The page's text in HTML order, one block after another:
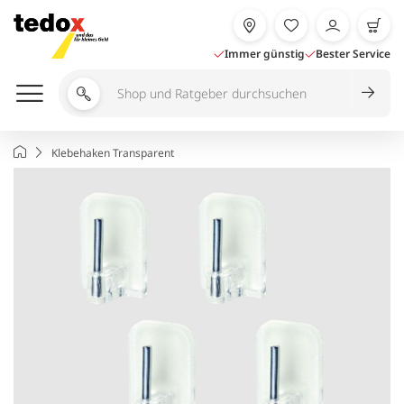
Inhalt
springen
Immer günstig Bester Service
Shop
durchsuchen
StartseiteKlebehaken Transparent